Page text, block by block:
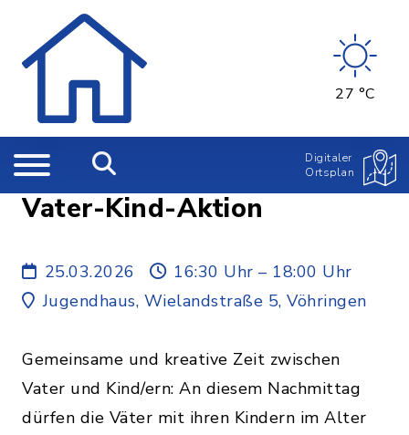
27 °C
Digitaler
Ortsplan
Vater-Kind-Aktion
25.03.2026
16:30 Uhr – 18:00 Uhr
Jugendhaus, Wielandstraße 5, Vöhringen
Gemeinsame und kreative Zeit zwischen
Vater und Kind/ern: An diesem Nachmittag
dürfen die Väter mit ihren Kindern im Alter